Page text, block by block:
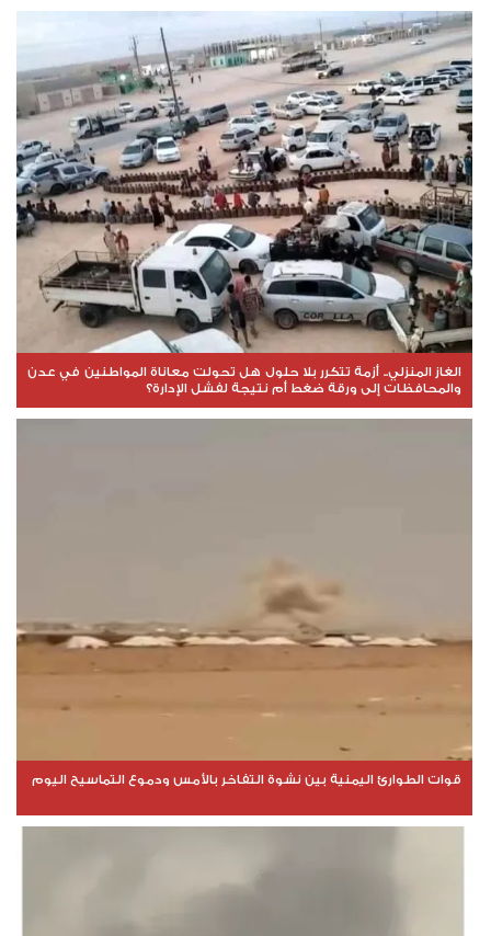
الغاز المنزلي.. أزمة تتكرر بلا حلول هل تحولت معاناة المواطنين في عدن
والمحافظات إلى ورقة ضغط أم نتيجة لفشل الإدارة؟
قوات الطوارئ اليمنية بين نشوة التفاخر بالأمس ودموع التماسيح اليوم